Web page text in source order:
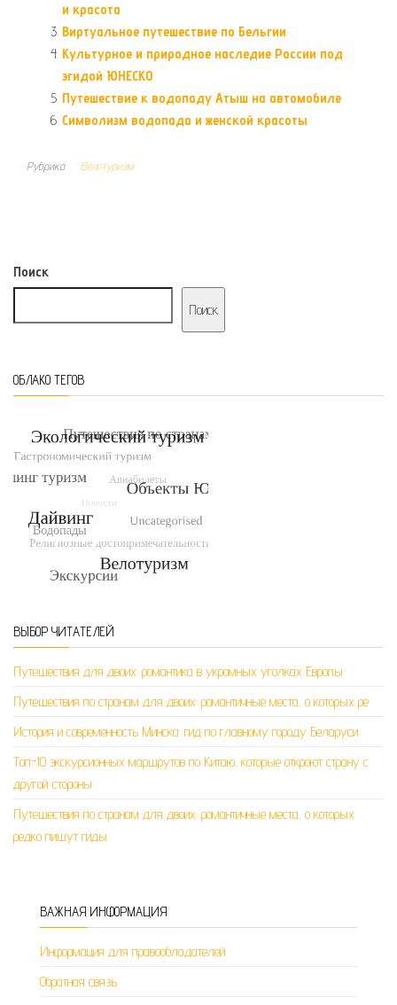
и красота
Виртуальное путешествие по Бельгии
Культурное и природное наследие России под
эгидой ЮНЕСКО
Путешествие к водопаду Атыш на автомобиле
Символизм водопада и женской красоты
Рубрика Велотуризм
Поиск
Поиск
ОБЛАКО ТЕГОВ
ВЫБОР ЧИТАТЕЛЕЙ
Путешествия для двоих: романтика в укромных уголках Европы
Путешествия по странам для двоих: романтичные места, о которых ре
История и современность Минска: гид по главному городу Беларуси
Топ-10 экскурсионных маршрутов по Китаю, которые откроют страну с
другой стороны
Путешествия по странам для двоих: романтичные места, о которых
редко пишут гиды
ВАЖНАЯ ИНФОРМАЦИЯ
Информация для правообладателей
Обратная связь